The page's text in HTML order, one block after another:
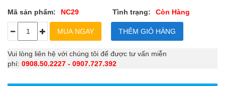
Mã sản phẩm: NC29 Tình trạng: Còn Hàng
Vui lòng liên hệ với chúng tôi để được tư vấn miễn
phí: 0908.50.2227 - 0907.727.392